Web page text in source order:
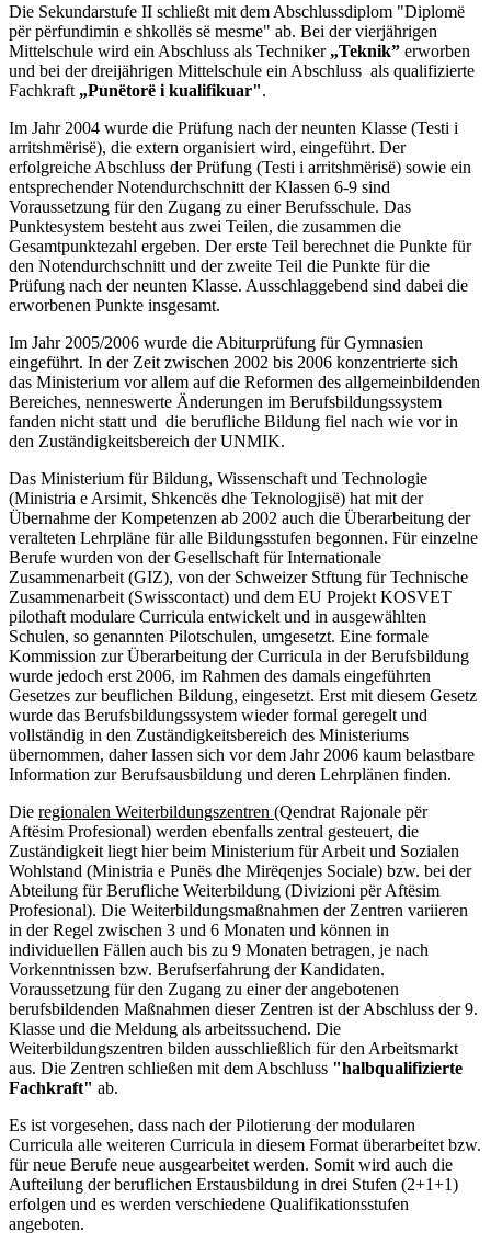
Die Sekundarstufe II schließt mit dem Abschlussdiplom "Diplomë
për përfundimin e shkollës së mesme" ab. Bei der vierjährigen
Mittelschule wird ein Abschluss als Techniker „Teknik” erworben
und bei der dreijährigen Mittelschule ein Abschluss als qualifizierte
Fachkraft „Punëtorë i kualifikuar".
Im Jahr 2004 wurde die Prüfung nach der neunten Klasse (Testi i
arritshmërisë), die extern organisiert wird, eingeführt. Der
erfolgreiche Abschluss der Prüfung (Testi i arritshmërisë) sowie ein
entsprechender Notendurchschnitt der Klassen 6-9 sind
Voraussetzung für den Zugang zu einer Berufsschule. Das
Punktesystem besteht aus zwei Teilen, die zusammen die
Gesamtpunktezahl ergeben. Der erste Teil berechnet die Punkte für
den Notendurchschnitt und der zweite Teil die Punkte für die
Prüfung nach der neunten Klasse. Ausschlaggebend sind dabei die
erworbenen Punkte insgesamt.
Im Jahr 2005/2006 wurde die Abiturprüfung für Gymnasien
eingeführt. In der Zeit zwischen 2002 bis 2006 konzentrierte sich
das Ministerium vor allem auf die Reformen des allgemeinbildenden
Bereiches, nenneswerte Änderungen im Berufsbildungssystem
fanden nicht statt und die berufliche Bildung fiel nach wie vor in
den Zuständigkeitsbereich der UNMIK.
Das Ministerium für Bildung, Wissenschaft und Technologie
(Ministria e Arsimit, Shkencës dhe Teknologjisë) hat mit der
Übernahme der Kompetenzen ab 2002 auch die Überarbeitung der
veralteten Lehrpläne für alle Bildungsstufen begonnen. Für einzelne
Berufe wurden von der Gesellschaft für Internationale
Zusammenarbeit (GIZ), von der Schweizer Stftung für Technische
Zusammenarbeit (Swisscontact) und dem EU Projekt KOSVET
pilothaft modulare Curricula entwickelt und in ausgewählten
Schulen, so genannten Pilotschulen, umgesetzt. Eine formale
Kommission zur Überarbeitung der Curricula in der Berufsbildung
wurde jedoch erst 2006, im Rahmen des damals eingeführten
Gesetzes zur beuflichen Bildung, eingesetzt. Erst mit diesem Gesetz
wurde das Berufsbildungssystem wieder formal geregelt und
vollständig in den Zuständigkeitsbereich des Ministeriums
übernommen, daher lassen sich vor dem Jahr 2006 kaum belastbare
Information zur Berufsausbildung und deren Lehrplänen finden.
Die regionalen Weiterbildungszentren (Qendrat Rajonale për
Aftësim Profesional) werden ebenfalls zentral gesteuert, die
Zuständigkeit liegt hier beim Ministerium für Arbeit und Sozialen
Wohlstand (Ministria e Punës dhe Mirëqenjes Sociale) bzw. bei der
Abteilung für Berufliche Weiterbildung (Divizioni për Aftësim
Profesional). Die Weiterbildungsmaßnahmen der Zentren variieren
in der Regel zwischen 3 und 6 Monaten und können in
individuellen Fällen auch bis zu 9 Monaten betragen, je nach
Vorkenntnissen bzw. Berufserfahrung der Kandidaten.
Voraussetzung für den Zugang zu einer der angebotenen
berufsbildenden Maßnahmen dieser Zentren ist der Abschluss der 9.
Klasse und die Meldung als arbeitssuchend. Die
Weiterbildungszentren bilden ausschließlich für den Arbeitsmarkt
aus. Die Zentren schließen mit dem Abschluss "halbqualifizierte
Fachkraft" ab.
Es ist vorgesehen, dass nach der Pilotierung der modularen
Curricula alle weiteren Curricula in diesem Format überarbeitet bzw.
für neue Berufe neue ausgearbeitet werden. Somit wird auch die
Aufteilung der beruflichen Erstausbildung in drei Stufen (2+1+1)
erfolgen und es werden verschiedene Qualifikationsstufen
angeboten.